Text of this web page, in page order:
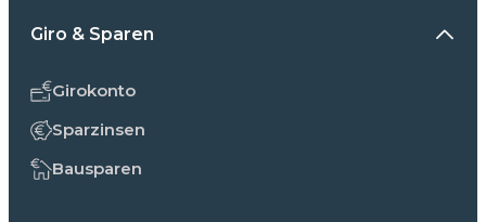
Giro & Sparen
Girokonto
Sparzinsen
Bausparen